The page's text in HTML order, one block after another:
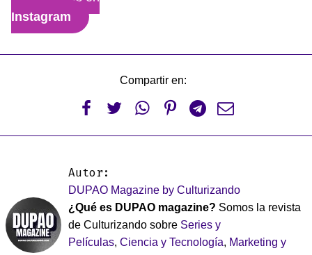
Instagram
Compartir en:
     
Autor:
DUPAO Magazine by Culturizando
¿Qué es DUPAO magazine? Somos la revista
de Culturizando sobre Series y
Películas, Ciencia y Tecnología, Marketing y